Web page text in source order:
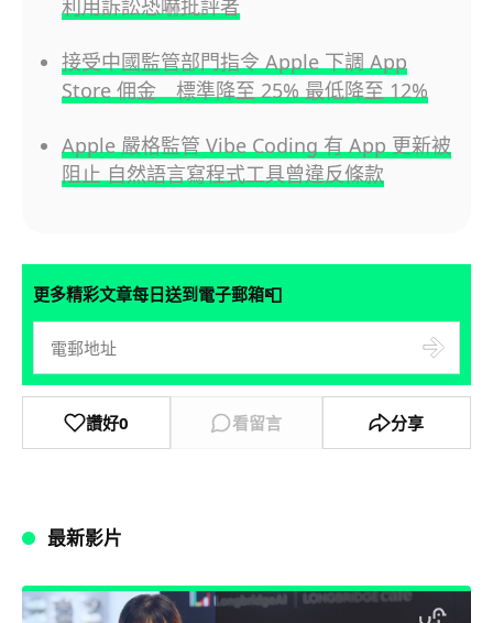
利用訴訟恐嚇批評者
接受中國監管部門指令 Apple 下調 App
Store 佣金 標準降至 25% 最低降至 12%
Apple 嚴格監管 Vibe Coding 有 App 更新被
阻止 自然語言寫程式工具曾違反條款
更多精彩文章每日送到電子郵箱📮
讚好0 看留言 分享
最新影片